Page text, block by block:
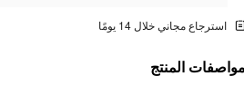
استرجاع مجاني خلال 14 يومًا
المنتج